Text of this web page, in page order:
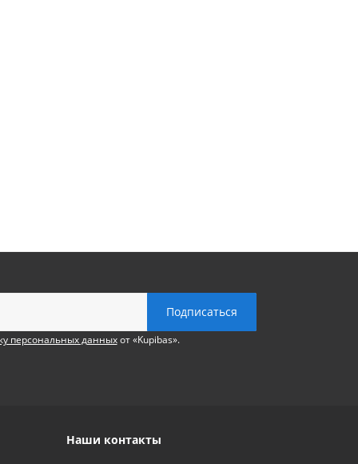
персональных данныхот «Kupibas».
Наши контакты